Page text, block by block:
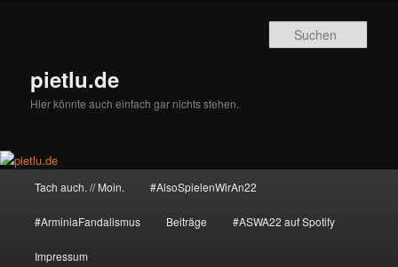
pietlu.de
Hier könnte auch einfach gar nichts stehen.
Tach auch. // Moin. #AlsoSpielenWirAn22
#ArminiaFandalismus Beiträge #ASWA22 auf Spotify
Impressum